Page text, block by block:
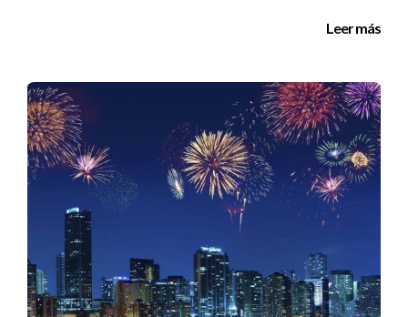
ahumadas, desde pechuga que se derrite en
Además de los acompañamientos habituales
como macarrones con queso y pan de maíz,
también puede pedir puré de papas, coles de
Bruselas asadas, relleno y salsa para las
fiestas.
1200 NW 22nd St #100 Miami
https://hometownbbq.appfront.ai/
Leer más